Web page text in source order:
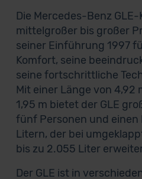
Die Mercedes-Benz
mittelgroßer bis großer
seiner Einführung 1997
Komfort, seine
seine fortschrittliche
Mit einer Länge von 4,92
1,95 m bietet der GLE
fünf Personen und einen
Litern, der bei
bis zu 2.055 Liter
Der GLE ist in